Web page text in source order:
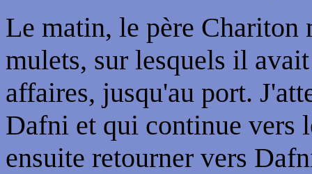
Le matin, le père Chariton
mulets, sur lesquels il
affaires, jusqu'au port.
Dafni et qui continue vers
ensuite retourner vers